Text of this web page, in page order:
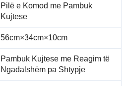
Pilë e Komod me Pambuk
Kujtese
56cm×34cm×10cm
Pambuk Kujtese me Reagim të
Ngadalshëm pa Shtypje